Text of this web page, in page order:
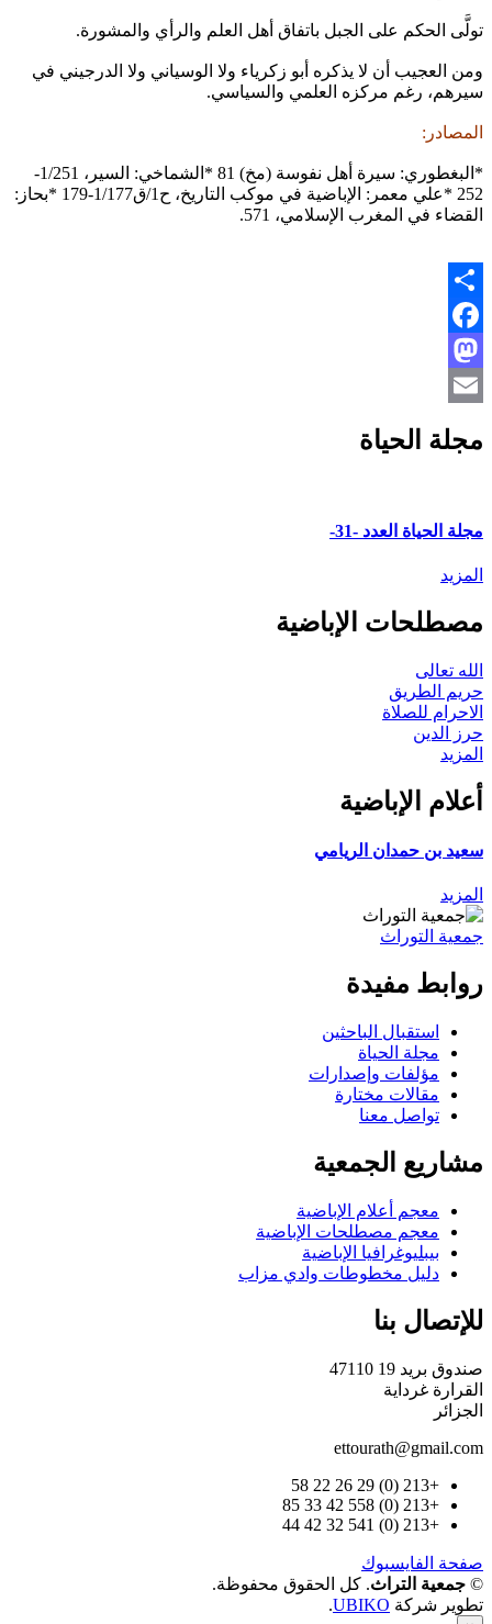
تولَّى الحكم على الجبل باتفاق أهل العلم والرأي والمشورة.
ومن العجيب أن لا يذكره أبو زكرياء ولا الوسياني ولا الدرجيني في
سيرهم، رغم مركزه العلمي والسياسي.
المصادر:
*البغطوري: سيرة أهل نفوسة (مخ) 81 *الشماخي: السير، 1/251-
252 *علي معمر: الإباضية في موكب التاريخ، ح1/ق1/177-179 *بحاز:
القضاء في المغرب الإسلامي، 571.
Share
Facebook
Mastodon
مجلة الحياة
مجلة الحياة العدد -31-
المزيد
مصطلحات الإباضية
الله تعالى
حريم الطريق
الاحرام للصلاة
حرز الدين
المزيد
أعلام الإباضية
سعيد بن حمدان الريامي
المزيد
جمعية التوراث
روابط مفيدة
استقبال الباحثين
مجلة الحياة
مؤلفات وإصدارات
مقالات مختارة
تواصل معنا
مشاريع الجمعية
معجم أعلام الإباضية
معجم مصطلحات الإباضية
بيبليوغرافيا الإباضية
دليل مخطوطات وادي مزاب
للإتصال بنا
صندوق بريد 19 47110
القرارة غرداية
الجزائر
ettourath@gmail.com
+213 (0) 29 26 22 58
+213 (0) 558 42 33 85
+213 (0) 541 32 42 44
صفحة الفايسبوك
© جمعية التراث. كل الحقوق محفوظة.
تطوير شركة UBIKO
.